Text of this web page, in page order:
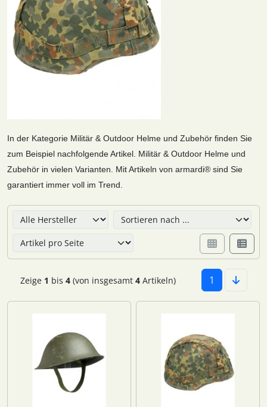
In der Kategorie Militär & Outdoor Helme und Zubehör finden Sie
zum Beispiel nachfolgende Artikel. Militär & Outdoor Helme und
Zubehör in vielen Varianten. Mit Artikeln von armardi® sind Sie
garantiert immer voll im Trend.
Zeige 1 bis 4(von insgesamt 4Artikeln) 1